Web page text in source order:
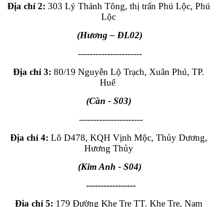
Địa chỉ 2: 303 Lý Thánh Tông, thị trấn Phú Lộc, Phú
Lộc
(Hương – ĐL02)
----------------------
Địa chỉ 3: 80/19 Nguyễn Lộ Trạch, Xuân Phú, TP.
Huế
(Cần - S03)
----------------------
Địa chỉ 4: Lô D478, KQH Vịnh Mộc, Thủy Dương,
Hương Thủy
(Kim Anh - S04)
-----------------
Địa chỉ 5: 179 Đường Khe Tre TT. Khe Tre, Nam